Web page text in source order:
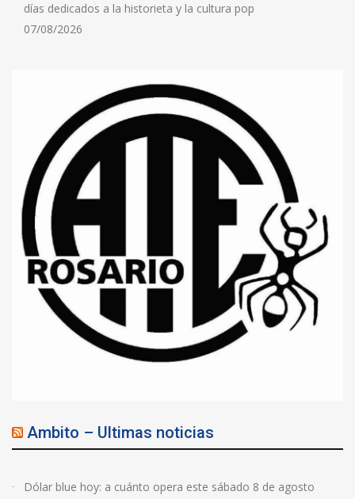
días dedicados a la historieta y la cultura pop
07/08/2026
Ambito – Ultimas noticias
Dólar blue hoy: a cuánto opera este sábado 8 de agosto